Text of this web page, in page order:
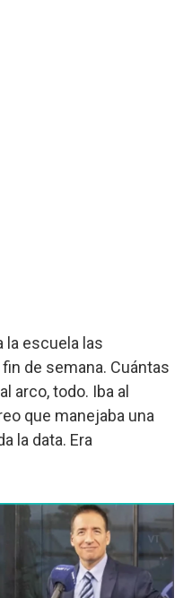
la escuela las
de semana. Cuántas
arco, todo. Iba al
que manejaba una
la data. Era